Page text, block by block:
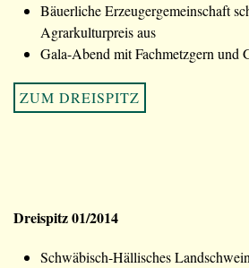
Bäuerliche Erzeugergemeinschaft
Agrarkulturpreis aus
Gala-Abend mit Fachmetzgern und
ZUM DREISPITZ
Dreispitz 01/2014
Schwäbisch-Hällisches